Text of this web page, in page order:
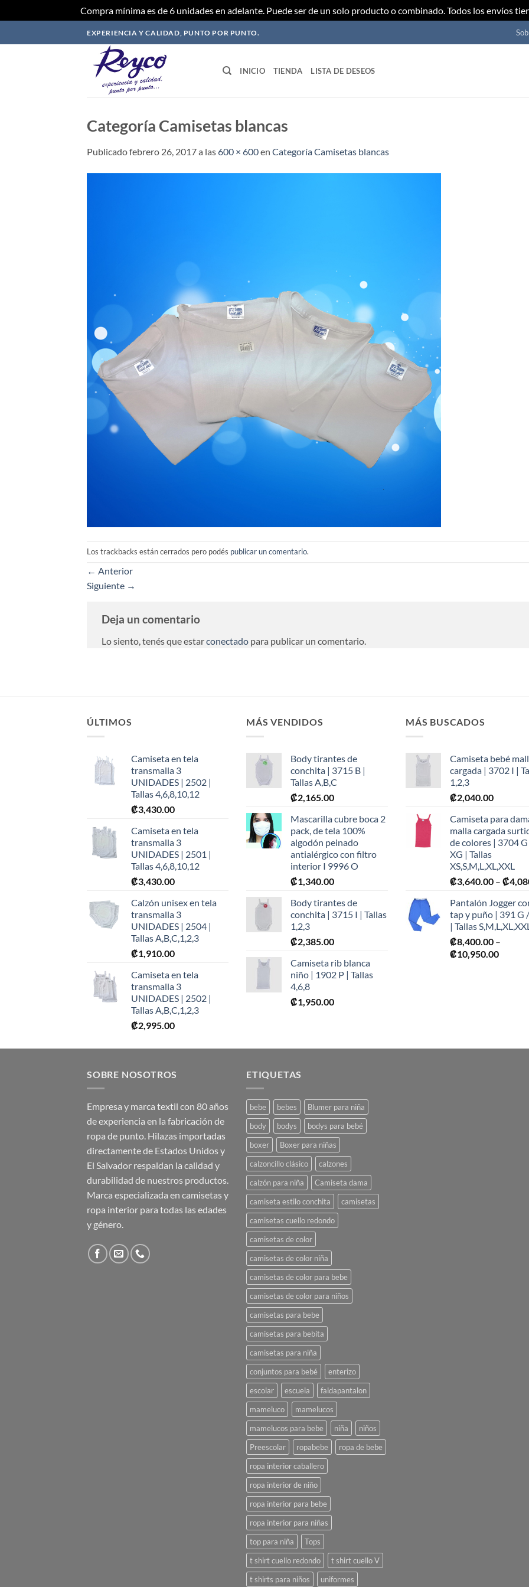
Compra mínima es de 6 unidades en adelante. Puede ser de un solo producto o combinado. Todos los envíos
al
EXPERIENCIA Y CALIDAD, PUNTO POR PUNTO.
INICIO TIENDA LISTA DE DESEOS
Categoría Camisetas blancas
Publicadofebrero 26, 2017a las600 × 600en Categoría Camisetas blancas
Los trackbacks están cerrados pero podés publicar un comentario.
← Anterior
Siguiente →
Deja un comentario
Lo siento, tenés que estarconectado para publicar un comentario.
ÚLTIMOS
Camiseta en tela
transmalla 3
UNIDADES | 2502 |
Tallas 4,6,8,10,12
₡3,430.00
Camiseta en tela
transmalla 3
UNIDADES | 2501 |
Tallas 4,6,8,10,12
₡3,430.00
Calzón unisex en tela
transmalla 3
UNIDADES | 2504 |
Tallas A,B,C,1,2,3
₡1,910.00
Camiseta en tela
transmalla 3
UNIDADES | 2502 |
Tallas A,B,C,1,2,3
₡2,995.00
MÁS VENDIDOS
Body tirantes de
conchita | 3715 B |
Tallas A,B,C
₡2,165.00
Mascarilla cubre boca 2
pack, de tela 100%
algodón peinado
antialérgico con filtro
interior I 9996 O
₡1,340.00
Body tirantes de
conchita | 3715 I | Tallas
1,2,3
₡2,385.00
Camiseta rib blanca
niño | 1902 P | Tallas
4,6,8
₡1,950.00
MÁS BUSCADOS
Camiseta bebé
cargada | 3702 I |
1,2,3
₡2,040.00
Camiseta para
malla cargada
de colores | 3704
XG | Tallas
XS,S,M,L,XL,XXL
₡3,640.00 – ₡
Pantalón Jogger
tap y puño | 391 G
| Tallas S,M,L,XL,XXL
₡8,400.00 –
₡10,950.00Price
SOBRE NOSOTROS
Empresa y marca textil con 80 años
de experiencia en la fabricación de
ropa de punto. Hilazas importadas
directamente de Estados Unidos y
El Salvador respaldan la calidad y
durabilidad de nuestros productos.
Marca especializada en camisetas y
ropa interior para todas las edades
y género.
ETIQUETAS
bebe bebes
Blumer para niña
body
bodys
bodys para bebé
boxer
Boxer para niñas
calzoncillo clásico
calzones
calzón para niña
Camiseta dama
camiseta estilo conchita
camisetas
camisetas cuello redondo
camisetas de color
camisetas de color niña
camisetas de color para bebe
camisetas de color para niños
camisetas para bebe
camisetas para bebita
camisetas para niña
conjuntos para bebé
enterizo
escolar
escuela
faldapantalon
mameluco
mamelucos
mamelucos para bebe
niña
niños
Preescolar
ropabebe
ropa de bebe
ropa interior caballero
ropa interior de niño
ropa interior para bebe
ropa interior para niñas
top para niña
Tops
t shirt cuello redondo
t shirt cuello V
t shirts para niños
uniformes